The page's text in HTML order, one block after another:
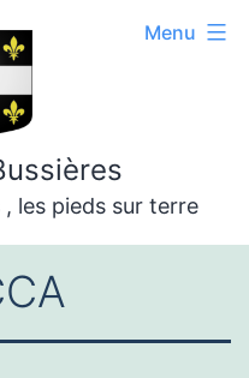
les pieds sur terre
Menu